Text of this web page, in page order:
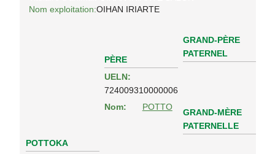
Nom exploitation:OIHAN IRIARTE
POTTOKA
PÈRE
UELN:
724009310000006
Nom:
POTTO
GRAND-PÈRE
PATERNEL
GRAND-MÈRE
PATERNELLE